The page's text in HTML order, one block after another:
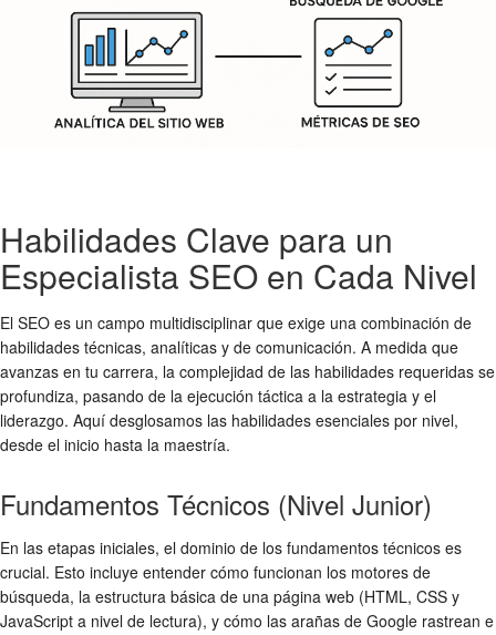
Habilidades Clave para un
Especialista SEO en Cada Nivel
El SEO es un campo multidisciplinar que exige una combinación de
habilidades técnicas, analíticas y de comunicación. A medida que
avanzas en tu carrera, la complejidad de las habilidades requeridas se
profundiza, pasando de la ejecución táctica a la estrategia y el
liderazgo. Aquí desglosamos las habilidades esenciales por nivel,
desde el inicio hasta la maestría.
Fundamentos Técnicos (Nivel Junior)
En las etapas iniciales, el dominio de los fundamentos técnicos es
crucial. Esto incluye entender cómo funcionan los motores de
búsqueda, la estructura básica de una página web (HTML, CSS y
JavaScript a nivel de lectura), y cómo las arañas de Google rastrean e